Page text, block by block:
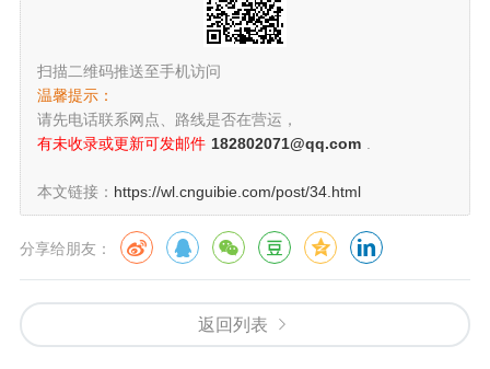
扫描二维码推送至手机访问
温馨提示：
请先电话联系网点、路线是否在营运，
有未收录或更新可发邮件 182802071@qq.com
本文链接： https://wl.cnguibie.com/post/34.html
分享给朋友：
返回列表